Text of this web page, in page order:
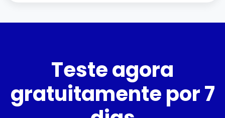
Teste agora
gratuitamente por 7